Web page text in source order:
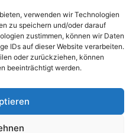
verwenden wir Technologien
zu speichern und/oder darauf
zustimmen, können wir Daten
IDs auf dieser Website verarbeiten.
oder zurückziehen, können
beeinträchtigt werden.